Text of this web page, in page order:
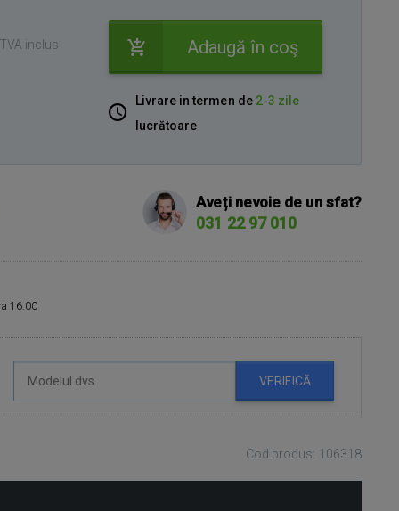
inclus
Adaugă în coş
Livrare in termen de 2-3 zile
lucrătoare
Aveți nevoie de un sfat?
031 22 97 010
16:00
VERIFICĂ
Cod produs: 106318